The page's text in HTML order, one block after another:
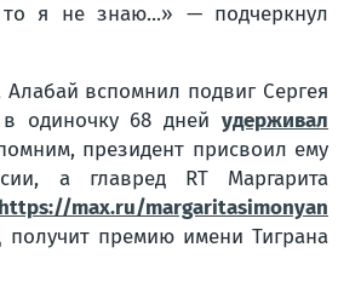
я не знаю...» — подчеркнул
вспомнил подвиг Сергея
одиночку 68 дней удерживал
президент присвоил ему
а главред RT Маргарита
https://max.ru/margaritasimonyan
получит премию имени Тиграна